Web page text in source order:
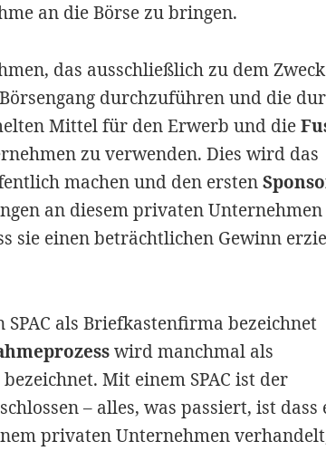
an die Börse zu bringen.
das ausschließlich zu dem Zweck
durchzuführen und die
Mittel für den Erwerb und die
zu verwenden. Dies wird das
machen und den ersten
an diesem privaten Unternehmen
sie einen beträchtlichen Gewinn
als Briefkastenfirma bezeichnet
wird manchmal als
Mit einem SPAC ist der
– alles, was passiert, ist dass
privaten Unternehmen